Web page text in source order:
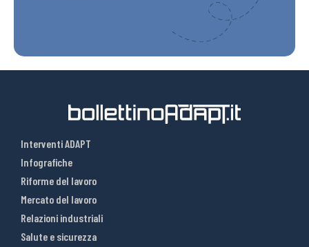
Interventi ADAPT
Infografiche
Riforme del lavoro
Mercato del lavoro
Relazioni industriali
Salute e sicurezza